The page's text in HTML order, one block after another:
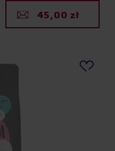
45,00 zł